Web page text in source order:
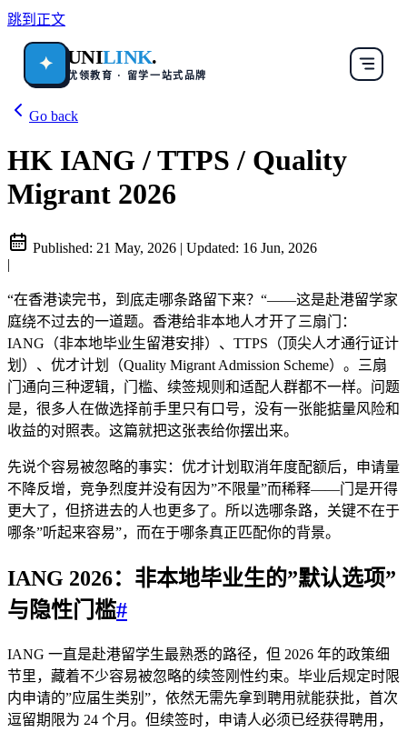
跳到正文
✦ UNILINK.
优领教育 · 留学一站式品牌
Go back
HK IANG / TTPS / Quality
Migrant 2026
Published: 21 May, 2026 | Updated: 16 Jun, 2026
|
“在香港读完书，到底走哪条路留下来？“——这是赴港留学家
庭绕不过去的一道题。香港给非本地人才开了三扇门：
IANG（非本地毕业生留港安排）、TTPS（顶尖人才通行证计
划）、优才计划（Quality Migrant Admission Scheme）。三扇
门通向三种逻辑，门槛、续签规则和适配人群都不一样。问题
是，很多人在做选择前手里只有口号，没有一张能掂量风险和
收益的对照表。这篇就把这张表给你摆出来。
先说个容易被忽略的事实：优才计划取消年度配额后，申请量
不降反增，竞争烈度并没有因为”不限量”而稀释——门是开得
更大了，但挤进去的人也更多了。所以选哪条路，关键不在于
哪条”听起来容易”，而在于哪条真正匹配你的背景。
IANG 2026：非本地毕业生的”默认选项”
与隐性门槛#
IANG 一直是赴港留学生最熟悉的路径，但 2026 年的政策细
节里，藏着不少容易被忽略的续签刚性约束。毕业后规定时限
内申请的”应届生类别”，依然无需先拿到聘用就能获批，首次
逗留期限为 24 个月。但续签时，申请人必须已经获得聘用，